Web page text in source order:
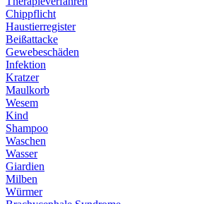
Chippflicht
Haustierregister
Beißattacke
Gewebeschäden
Infektion
Kratzer
Maulkorb
Wesem
Kind
Shampoo
Waschen
Wasser
Giardien
Milben
Würmer